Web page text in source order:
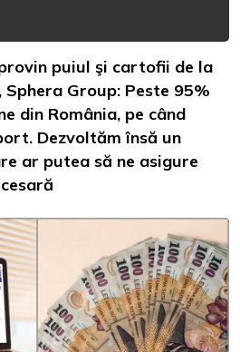
provin puiul şi cartofii de la
Sphera Group: Peste 95%
din România, pe când
Dezvoltăm însă un
ar putea să ne asigure